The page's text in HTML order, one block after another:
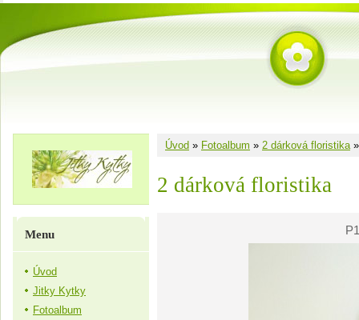
Úvod » Fotoalbum » 2 dárková floristika
2 dárková floristika
Menu
Úvod
Jitky Kytky
Fotoalbum